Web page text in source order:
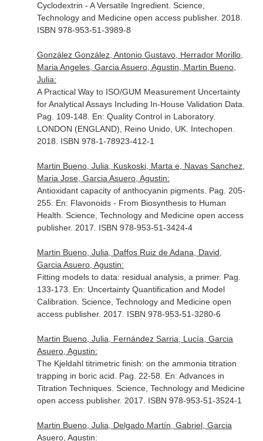
Cyclodextrin - A Versatile Ingredient. Science,
Technology and Medicine open access publisher. 2018.
ISBN 978-953-51-3989-8
González González, Antonio Gustavo, Herrador Morillo,
Maria Angeles, Garcia Asuero, Agustin, Martin Bueno,
Julia:
A Practical Way to ISO/GUM Measurement Uncertainty
for Analytical Assays Including In-House Validation Data.
Pag. 109-148. En: Quality Control in Laboratory.
LONDON (ENGLAND), Reino Unido, UK. Intechopen.
2018. ISBN 978-1-78923-412-1
Martin Bueno, Julia, Kuskoski, Marta e, Navas Sanchez,
Maria Jose, Garcia Asuero, Agustin:
Antioxidant capacity of anthocyanin pigments. Pag. 205-
255. En: Flavonoids - From Biosynthesis to Human
Health . Science, Technology and Medicine open access
publisher. 2017. ISBN 978-953-51-3424-4
Martin Bueno, Julia, Daffos Ruiz de Adana, David,
Garcia Asuero, Agustin:
Fitting models to data: residual analysis, a primer. Pag.
133-173. En: Uncertainty Quantification and Model
Calibration . Science, Technology and Medicine open
access publisher. 2017. ISBN 978-953-51-3280-6
Martin Bueno, Julia, Fernández Sarria, Lucía, Garcia
Asuero, Agustin:
The Kjeldahl titrimetric finish: on the ammonia titration
trapping in boric acid. Pag. 22-58. En: Advances in
Titration Techniques. Science, Technology and Medicine
open access publisher. 2017. ISBN 978-953-51-3524-1
Martin Bueno, Julia, Delgado Martín, Gabriel, Garcia
Asuero, Agustin: